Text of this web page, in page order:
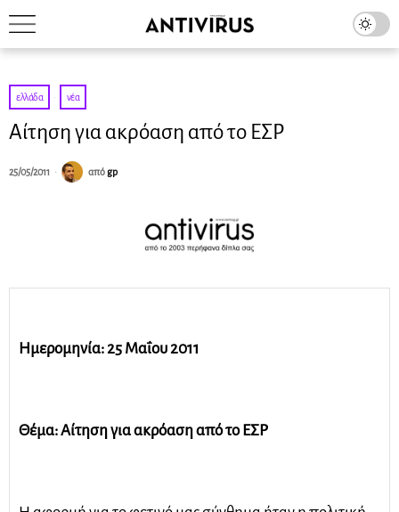
ελλάδα · νέα
Αίτηση για ακρόαση από το ΕΣΡ
25/05/2011 απόgp
Ημερομηνία: 25 Μαΐου 2011
Θέμα: Αίτηση για ακρόαση από το ΕΣΡ